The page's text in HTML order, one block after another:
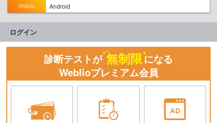
Android
ログイン
診断テストが 無制限になる
Weblioプレミアム会員